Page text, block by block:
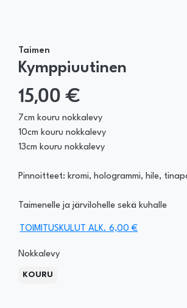
Taimen
Kymppiuutinen
15,00 €
7cm kouru nokkalevy
10cm kouru nokkalevy
13cm kouru nokkalevy
Pinnoitteet: kromi, hologrammi, hile,
Taimenelle ja järvilohelle sekä kuhalle
TOIMITUSKULUT ALK. 6,00 €
Nokkalevy
KOURU